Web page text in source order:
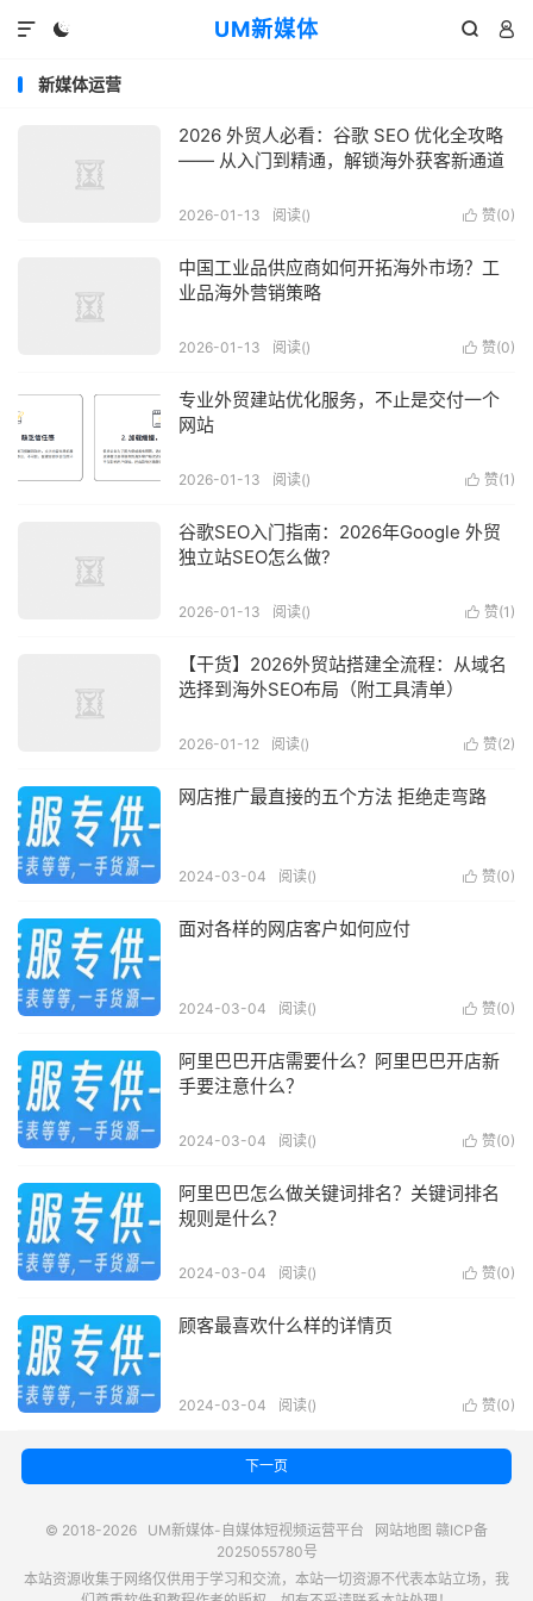
UM新媒体
  

新媒体运营
2026 外贸人必看：谷歌 SEO 优化全攻略
—— 从入门到精通，解锁海外获客新通道
 赞(0)
2026-01-13 阅读()
中国工业品供应商如何开拓海外市场？工
业品海外营销策略
 赞(0)
2026-01-13 阅读()
专业外贸建站优化服务，不止是交付一个
网站
 赞(1 )
2026-01-13 阅读()
谷歌SEO入门指南：2026年Google 外贸
独立站SEO怎么做?
 赞(1 )
2026-01-13 阅读()
【干货】2026外贸站搭建全流程：从域名
选择到海外SEO布局（附工具清单）
 赞(2)
2026-01-12 阅读()
网店推广最直接的五个方法 拒绝走弯路
 赞(0)
2024-03-04 阅读()
面对各样的网店客户如何应付
 赞(0)
2024-03-04 阅读()
阿里巴巴开店需要什么？阿里巴巴开店新
手要注意什么？
 赞(0)
2024-03-04 阅读()
阿里巴巴怎么做关键词排名？关键词排名
规则是什么？
 赞(0)
2024-03-04 阅读()
顾客最喜欢什么样的详情页
 赞(0)
2024-03-04 阅读()
下一页
© 2018-2026 UM新媒体-自媒体短视频运营平台 网站地图 赣ICP备
2025055780号
本站资源收集于网络仅供用于学习和交流，本站一切资源不代表本站立场，我